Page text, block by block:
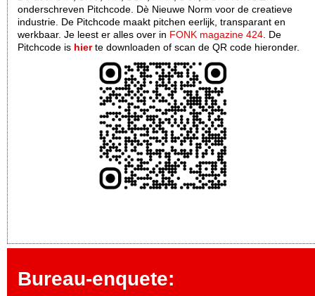
onderschreven Pitchcode. Dè Nieuwe Norm voor de creatieve
industrie. De Pitchcode maakt pitchen eerlijk, transparant en
werkbaar. Je leest er alles over in FONK magazine 424 . De
Pitchcode is hierte downloaden of scan de QR code hieronder.
Bureau-enquete: